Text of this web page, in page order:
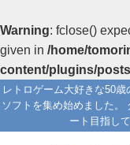
Warning: fclose()
given in /home/
content/plugins/
レトロゲーム大好きな50
ソフトを集め始めました。
ート目指し